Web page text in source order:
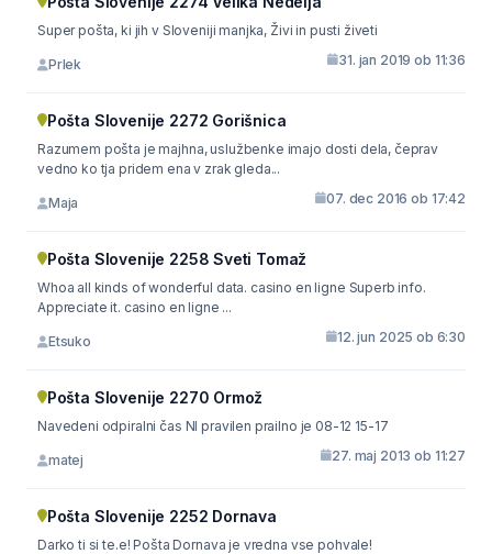
Super pošta, ki jih v Sloveniji manjka, Živi in pusti živeti
Prlek 31. jan 2019 ob 11:36
Pošta Slovenije 2272 Gorišnica
Razumem pošta je majhna, uslužbenke imajo dosti dela, čeprav
vedno ko tja pridem ena v zrak gleda...
Maja 07. dec 2016 ob 17:42
Pošta Slovenije 2258 Sveti Tomaž
Whoa all kinds of wonderful data. casino en ligne Superb info.
Appreciate it. casino en ligne ...
Etsuko 12. jun 2025 ob 6:30
Pošta Slovenije 2270 Ormož
Navedeni odpiralni čas NI pravilen prailno je 08-12 15-17
matej 27. maj 2013 ob 11:27
Pošta Slovenije 2252 Dornava
Darko ti si te.e! Pošta Dornava je vredna vse pohvale!